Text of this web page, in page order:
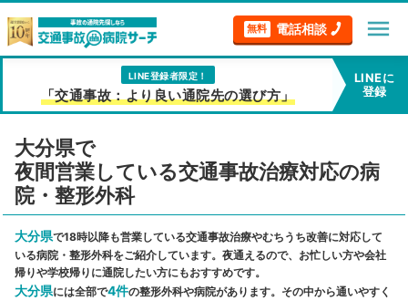
無料 電話相談 menu
LINE登録者限定！
「交通事故：より良い通院先の選び方」
LINEに
登録
大分県で
夜間営業している交通事故治療対応の病
院・整形外科
大分県で18時以降も営業している交通事故治療やむちうち改善に対応して
いる病院・整形外科をご紹介しています。夜通えるので、お忙しい方や会社
帰りや学校帰りに通院したい方にもおすすめです。
大分県には全部で4件の整形外科や病院があります。その中から通いやすく